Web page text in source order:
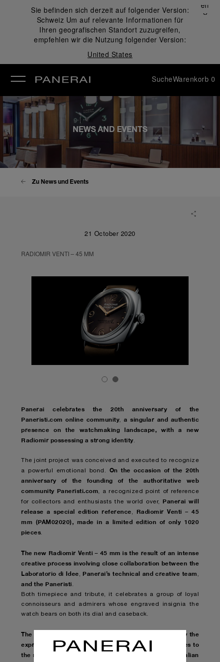
Sie befinden sich derzeit auf folgender Version:
Schweiz Um auf relevante Informationen für
Ihren geografischen Standort zuzugreifen,
empfehlen wir die Nutzung folgender Version:
United States
Schließen
✕
SucheWarenkorb 0
NEWS AND EVENTS
Zu News und Events
21 October 2020
RADIOMIR VENTI – 45 MM
Panerai celebrates the 20th anniversary of the
Paneristi.com online community a singular and authentic
presence on the watchmaking landscape, with a new
Radiomir possessing a strong identity
The joint project was conceived and executed to recognize
a powerful emotional bond. On the occasion of the 20th
anniversary of the founding of the authoritative web
community Paneristi.com , a recognized point of reference
for collectors and enthusiasts the world over, Panerai will
release a special edition reference
Radiomir Venti – 45
mm (PAM02020), made in a limited edition of only 1020
pieces
The new Radiomir Venti – 45 mm is the result of an intense
creative process involving close collaboration between the
Laboratorio di Idee Panerai’s technical and creative team
and the Paneristi
Both timepiece and tribute, it celebrates a group of loyal
connoisseurs and admirers whose engraved insignia the
watch bears on both its dial and caseback.
The model reinterprets with a contemporary sensibility the
expressive vocabulary of the first Radiomir
which dates to
the second half of the 1930s and is a quintessential Italian